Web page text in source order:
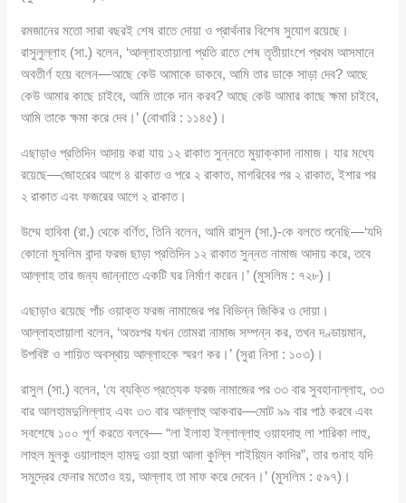
রমজানের মতো সারা বছরই শেষ রাতে দোয়া ও প্রার্থনার বিশেষ সুযোগ রয়েছে।
রাসুলুল্লাহ (সা.) বলেন, ‘আল্লাহতায়ালা প্রতি রাতে শেষ তৃতীয়াংশে প্রথম আসমানে
অবতীর্ণ হয়ে বলেন—আছে কেউ আমাকে ডাকবে, আমি তার ডাকে সাড়া দেব? আছে
কেউ আমার কাছে চাইবে, আমি তাকে দান করব? আছে কেউ আমার কাছে ক্ষমা চাইবে,
আমি তাকে ক্ষমা করে দেব।’ (বোখারি : ১১৪৫)।
এছাড়াও প্রতিদিন আদায় করা যায় ১২ রাকাত সুন্নতে মুয়াক্কাদা নামাজ। যার মধ্যে
রয়েছে—জোহরের আগে ৪ রাকাত ও পরে ২ রাকাত, মাগরিবের পর ২ রাকাত, ইশার পর
২ রাকাত এবং ফজরের আগে ২ রাকাত।
উম্মে হাবিবা (রা.) থেকে বর্ণিত, তিনি বলেন, আমি রাসুল (সা.)-কে বলতে শুনেছি—‘যদি
কোনো মুসলিম বান্দা ফরজ ছাড়া প্রতিদিন ১২ রাকাত সুন্নত নামাজ আদায় করে, তবে
আল্লাহ তার জন্য জান্নাতে একটি ঘর নির্মাণ করেন।’ (মুসলিম : ৭২৮)।
এছাড়াও রয়েছে পাঁচ ওয়াক্ত ফরজ নামাজের পর বিভিন্ন জিকির ও দোয়া।
আল্লাহতায়ালা বলেন, ‘অতঃপর যখন তোমরা নামাজ সম্পন্ন কর, তখন দণ্ডায়মান,
উপবিষ্ট ও শায়িত অবস্থায় আল্লাহকে স্মরণ কর।’ (সুরা নিসা : ১০৩)।
রাসুল (সা.) বলেন, ‘যে ব্যক্তি প্রত্যেক ফরজ নামাজের পর ৩৩ বার সুবহানাল্লাহ, ৩৩
বার আলহামদুলিল্লাহ এবং ৩৩ বার আল্লাহু আকবার—মোট ৯৯ বার পাঠ করবে এবং
সবশেষে ১০০ পূর্ণ করতে বলবে— “লা ইলাহা ইল্লাল্লাহু ওয়াহদাহু লা শারিকা লাহু,
লাহুল মুলকু ওয়ালাহুল হামদু ওয়া হুয়া আলা কুল্লি শাইয়্যিন কাদির”, তার গুনাহ যদি
সমুদ্রের ফেনার মতোও হয়, আল্লাহ তা মাফ করে দেবেন।’ (মুসলিম : ৫৯৭)।